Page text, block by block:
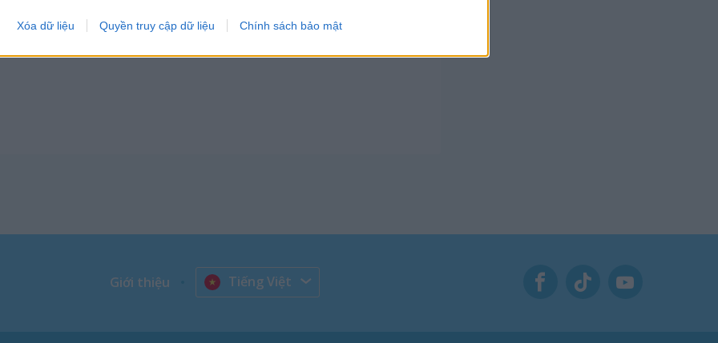
allow Google to enable storage related to functionality of the website
Xóa dữ liệu Quyền truy cập dữ liệu Chính sách bảo mật
tốt
của bạn. Thưởng thức trò chơi nhỏ dễ thương này cùng nhân vật yêu
Giới thiệu Tiếng Việt